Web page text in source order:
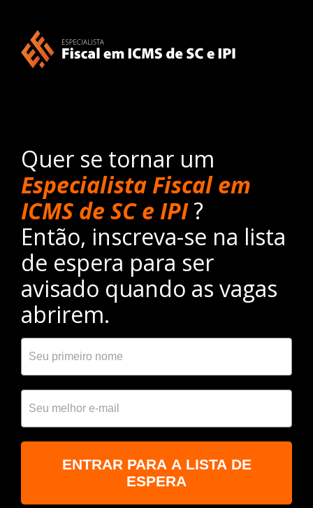
Quer se tornar um
Especialista Fiscal em
ICMS de SC e IPI?
Então, inscreva-se na lista
de espera para ser
avisado quando as vagas
abrirem.
ENTRAR PARA A LISTA DE
ESPERA